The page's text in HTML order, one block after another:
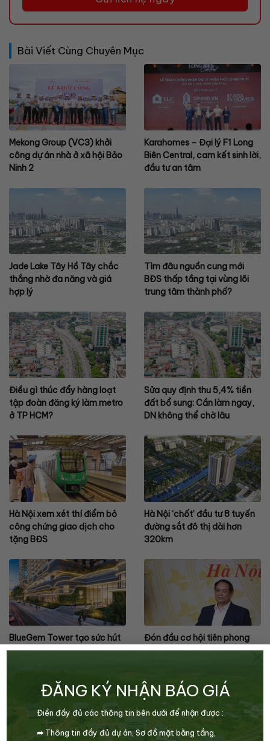
ĐĂNG KÝ NHẬN BÁO GIÁ
Điền đầy đủ các thông tin bên dưới để nhận được :
➦ Thông tin đầy đủ dự án, Sơ đồ mặt bằng tầng,
×
Bài Viết Cùng Chuyên Mục
Mekong Group (VC3) khởi
công dự án nhà ở xã hội Bảo
Ninh 2
Karahomes – Đại lý F1 Long
Biên Central, cam kết sinh lời,
đầu tư an tâm
Jade Lake Tây Hồ Tây chắc
thắng nhờ đa năng và giá
hợp lý
Tìm đâu nguồn cung mới
BĐS thấp tầng tại vùng lõi
trung tâm thành phố?
Điều gì thúc đẩy hàng loạt
tập đoàn đăng ký làm metro
ở TP HCM?
Sửa quy định thu 5,4% tiền
đất bổ sung: Cần làm ngay,
DN không thể chờ lâu
Hà Nội xem xét thí điểm bỏ
công chứng giao dịch cho
tặng BĐS
Hà Nội ‘chốt’ đầu tư 8 tuyến
đường sắt đô thị dài hơn
320km
BlueGem Tower tạo sức hút
với căn hộ 3 phòng ngủ chỉ
Đón đầu cơ hội tiên phong
tại biểu tượng sống bên sông
0